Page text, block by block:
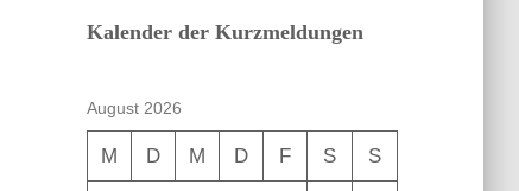
Kalender der Kurzmeldungen
August 2026
M D M D F S S